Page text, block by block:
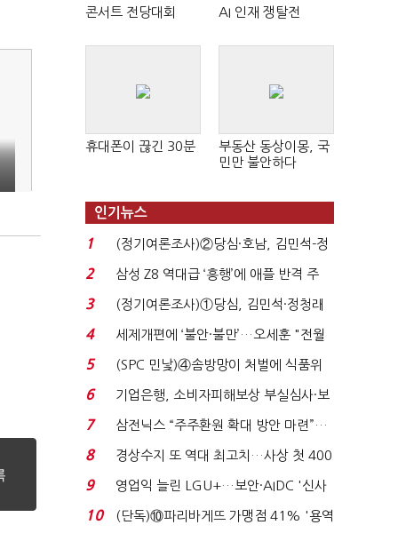
콘서트 전당대회 AI 인재 쟁탈전
휴대폰이 끊긴 30분
부동산 동상이몽, 국
민만 불안하다
인기뉴스
1
(정기여론조사)②당심·호남, 김민석-정
청래 '초접전'...
2
삼성 Z8 역대급 ‘흥행’에 애플 반격 주
목…9월 ‘폴...
3
(정기여론조사)①당심, 김민석·정청래
'초접전'…대통령 ...
4
세제개편에 ‘불안·불만’…오세훈 "전월
세 구하기 더 ...
5
(SPC 민낯)④솜방망이 처벌에 식품위
생법 위반 반복...
6
기업은행, 소비자피해보상 부실심사·보
이스피싱 공시 ...
7
삼전닉스 “주주환원 확대 방안 마련”…
로이터에 성명...
8
경상수지 또 역대 최고치…사상 첫 400
억달러에 '3% 성...
9
영업익 늘린 LGU+…보안·AIDC '신사
업 드라이브'...
10
(단독)⑩파리바게뜨 가맹점 41% '용역